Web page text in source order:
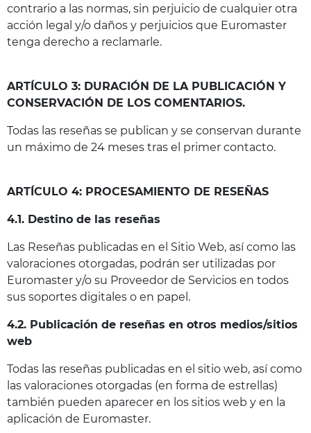
contrario a las normas, sin perjuicio de cualquier otra
acción legal y/o daños y perjuicios que Euromaster
tenga derecho a reclamarle.
ARTÍCULO 3: DURACIÓN DE LA PUBLICACIÓN Y
CONSERVACIÓN DE LOS COMENTARIOS.
Todas las reseñas se publican y se conservan durante
un máximo de 24 meses tras el primer contacto.
ARTÍCULO 4: PROCESAMIENTO DE RESEÑAS
4.1. Destino de las reseñas
Las Reseñas publicadas en el Sitio Web, así como las
valoraciones otorgadas, podrán ser utilizadas por
Euromaster y/o su Proveedor de Servicios en todos
sus soportes digitales o en papel.
4.2. Publicación de reseñas en otros medios/sitios
web
Todas las reseñas publicadas en el sitio web, así como
las valoraciones otorgadas (en forma de estrellas)
también pueden aparecer en los sitios web y en la
aplicación de Euromaster.